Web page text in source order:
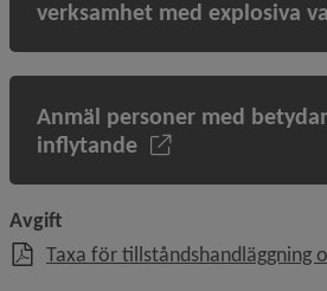
verksamhet med explosiva
Anmäl personer med
inflytande
Avgift
Taxa för tillståndshandläggning